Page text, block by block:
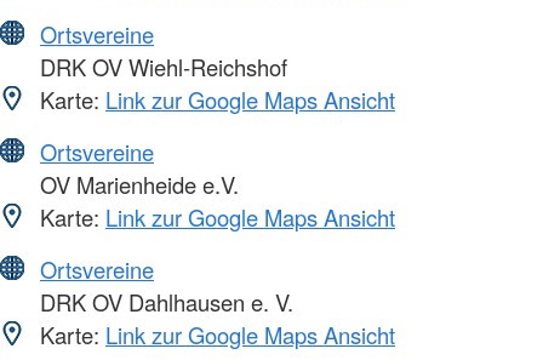
Ortsvereine
DRK OV Wiehl-Reichshof
Karte: Link zur Google Maps Ansicht
Ortsvereine
OV Marienheide e.V.
Karte: Link zur Google Maps Ansicht
Ortsvereine
DRK OV Dahlhausen e. V.
Karte: Link zur Google Maps Ansicht